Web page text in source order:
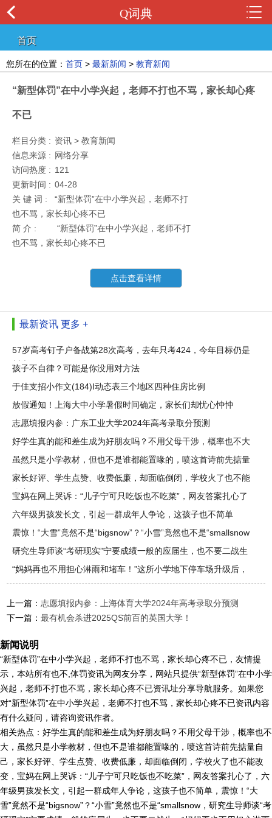
Q词典
首页
您所在的位置： 首页 > 最新新闻 > 教育新闻
“新型体罚”在中小学兴起，老师不打也不骂，家长却心疼
不已
栏目分类 : 资讯 > 教育新闻
信息来源 : 网络分享
访问热度 : 121
更新时间 : 04-28
关 键 词 :
“新型体罚”在中小学兴起，老师不打
也不骂，家长却心疼不已
简 介 :
“新型体罚”在中小学兴起，老师不打
也不骂，家长却心疼不已
点击查看详情
最新资讯 更多 +
57岁高考钉子户备战第28次高考，去年只考424，今年目标仍是
川大
孩子不自律？可能是你没用对方法
于佳支招小作文(184)I动态表三个地区四种住房比例
放假通知！上海大中小学暑假时间确定，家长们却忧心忡忡
志愿填报内参：广东工业大学2024年高考录取分预测
好学生真的能和差生成为好朋友吗？不用父母干涉，概率也不大
虽然只是小学教材，但也不是谁都能置喙的，喷这首诗前先掂量
自己
家长好评、学生点赞、收费低廉，却面临倒闭，学校火了也不能
改变
宝妈在网上哭诉：“儿子宁可只吃饭也不吃菜”，网友答案扎心了
六年级男孩发长文，引起一群成年人争论，这孩子也不简单
震惊！“大雪”竟然不是“bigsnow”？“小雪”竟然也不是“smallsnow
研究生导师谈“考研现实”宁要成绩一般的应届生，也不要二战生
“妈妈再也不用担心淋雨和堵车！”这所小学地下停车场升级后，
效果令
上一篇：志愿填报内参：上海体育大学2024年高考录取分预测
下一篇：最有机会杀进2025QS前百的英国大学！
新闻说明
“新型体罚”在中小学兴起，老师不打也不骂，家长却心疼不已，友情提
示，本站所有也不,体罚资讯为网友分享，网站只提供“新型体罚”在中小学
兴起，老师不打也不骂，家长却心疼不已资讯址分享导航服务。如果您
对“新型体罚”在中小学兴起，老师不打也不骂，家长却心疼不已资讯内容
有什么疑问，请咨询资讯作者。
相关热点：好学生真的能和差生成为好朋友吗？不用父母干涉，概率也不
大，虽然只是小学教材，但也不是谁都能置喙的，喷这首诗前先掂量自
己，家长好评、学生点赞、收费低廉，却面临倒闭，学校火了也不能改
变，宝妈在网上哭诉：“儿子宁可只吃饭也不吃菜”，网友答案扎心了，六
年级男孩发长文，引起一群成年人争论，这孩子也不简单，震惊！“大
雪”竟然不是“bigsnow”？“小雪”竟然也不是“smallsnow，研究生导师谈“考